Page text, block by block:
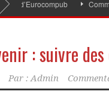
d’Eurocompub
: suivre
Par : Admin